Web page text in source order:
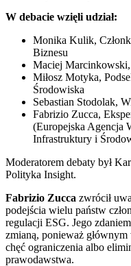
W debacie wzięli udział:
Monika Kulik,
Biznesu
Maciej
Miłosz Motyka,
Środowiska
Sebastian Stodolak,
Fabrizio Zucca,
(Europejska Agencja
Infrastruktury i
Moderatorem debaty był
Polityka Insight.
Fabrizio Zucca zwrócił
podejścia wielu państw
regulacji ESG. Jego
zmianą, ponieważ
chęć ograniczenia albo
prawodawstwa.